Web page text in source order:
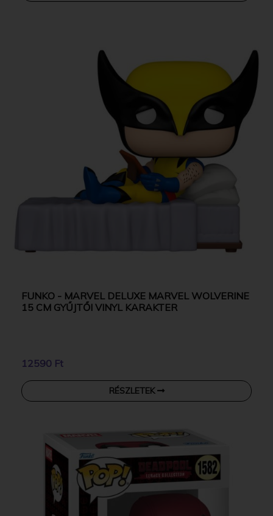
FUNKO - MARVEL DELUXE MARVEL WOLVERINE
15 CM GYŰJTŐI VINYL KARAKTER
12590 Ft
RÉSZLETEK